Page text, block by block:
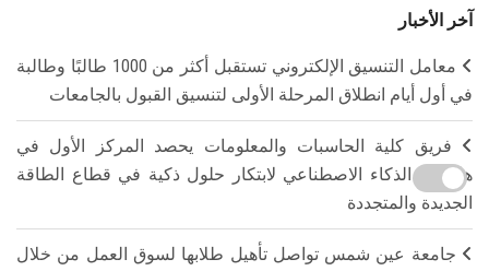
آخر الأخبار
معامل التنسيق الإلكتروني تستقبل أكثر من 1000 طالبًا وطالبة
في أول أيام انطلاق المرحلة الأولى لتنسيق القبول بالجامعات
فريق كلية الحاسبات والمعلومات يحصد المركز الأول في
هاكاثون الذكاء الاصطناعي لابتكار حلول ذكية في قطاع الطاقة
الجديدة والمتجددة
جامعة عين شمس تواصل تأهيل طلابها لسوق العمل من خلال